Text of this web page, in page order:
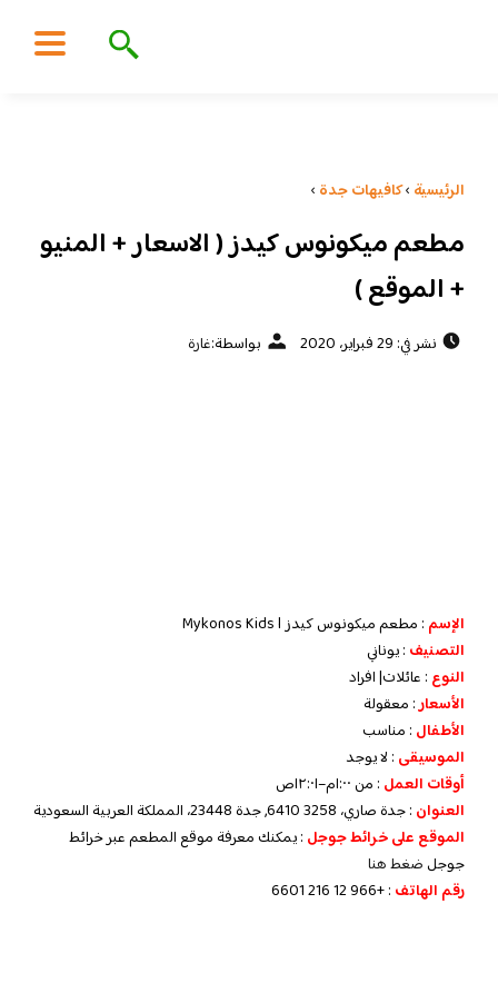
الرئيسية ›كافيهات جدة ›
مطعم ميكونوس كيدز ( الاسعار + المنيو
+ الموقع )
نشر في: 29 فبراير، 2020 بواسطة:غارة
الإسم : مطعم ميكونوس كيدز Mykonos Kidsl
التصنيف : يوناني
النوع : عائلات| افراد
الأسعار: معقولة
الأطفال : مناسب
الموسيقى : لا يوجد
أوقات العمل : من ١:٠٠م–١٢:٠١ص
العنوان : جدة صاري، 3258 6410, جدة 23448، المملكة العربية السعودية
الموقع على خرائط جوجل : يمكنك معرفة موقع المطعم عبر خرائط
جوجل ضغط هنا
رقم الهاتف : +966 12 216 6601